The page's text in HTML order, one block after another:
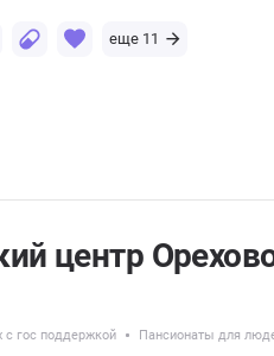
еще 11
центр
гос поддержкой Пансионаты для